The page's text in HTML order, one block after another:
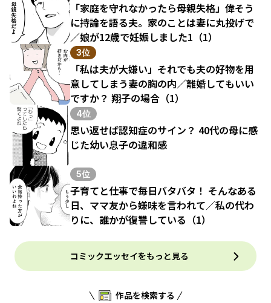
「家庭を守れなかったら母親失格」偉そう
に持論を語る夫。家のことは妻に丸投げで
／娘が12歳で妊娠しました1（1）
3位
「私は夫が大嫌い」それでも夫の好物を用
意してしまう妻の胸の内／離婚してもいい
ですか？ 翔子の場合（1）
4位
思い返せば認知症のサイン？ 40代の母に感
じた幼い息子の違和感
5位
子育てと仕事で毎日バタバタ！ そんなある
日、ママ友から嫌味を言われて／私の代わ
りに、誰かが復讐している（1）
コミックエッセイをもっと見る
作品を検索する